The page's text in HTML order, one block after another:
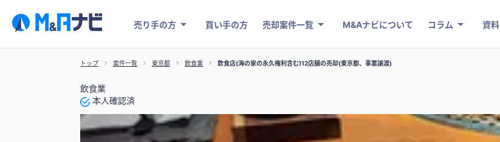
売り手の方 買い手の方 売却案件一覧 M&Aナビについて コラム 資
トップ 案件一覧 東京都 飲食業 飲食店(海の家の永久権利含む)12店舗の売却(東京都、事業譲渡)
飲食業
本人確認済